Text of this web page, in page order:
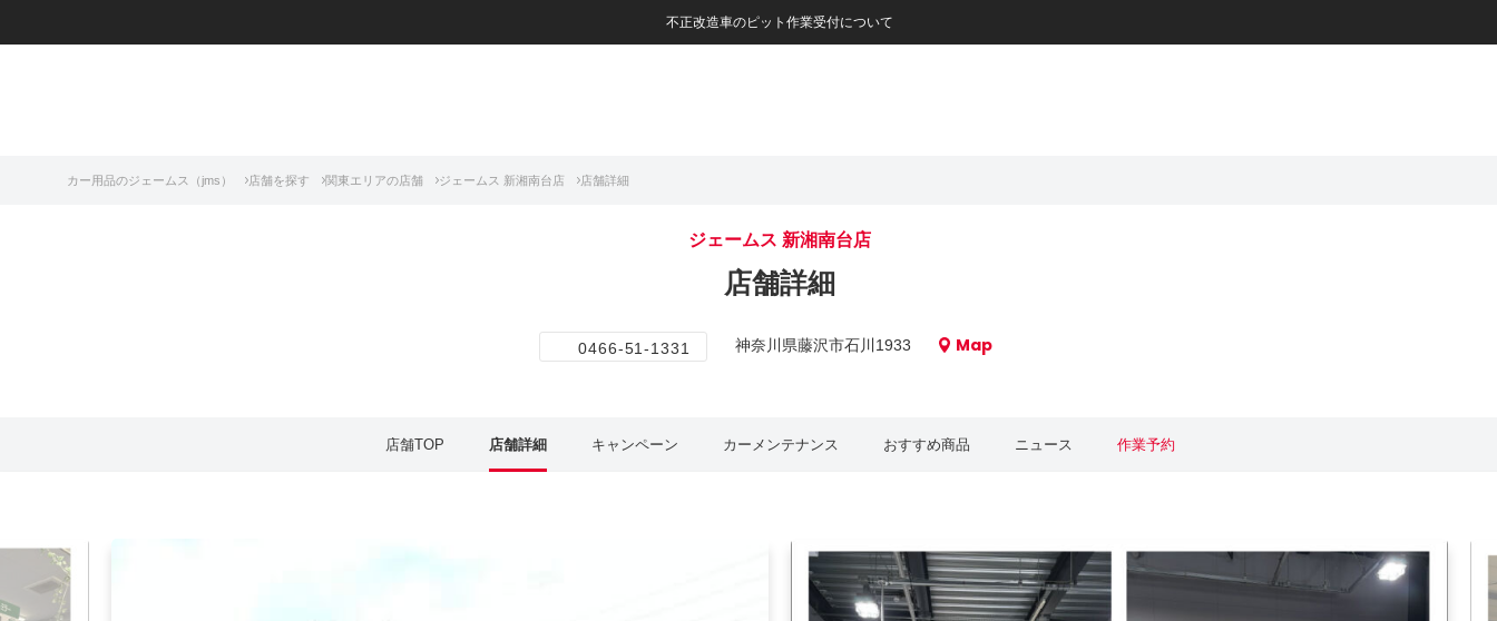
不正改造車のピット作業受付について
カー用品のジェームス（jms） 店舗を探す 関東エリアの店舗 ジェームス 新湘南台店 店舗詳細
ジェームス 新湘南台店
店舗詳細
0466-51-1331 神奈川県藤沢市石川1933 Map
店舗TOP 店舗詳細 キャンペーン カーメンテナンス おすすめ商品 ニュース 作業予約